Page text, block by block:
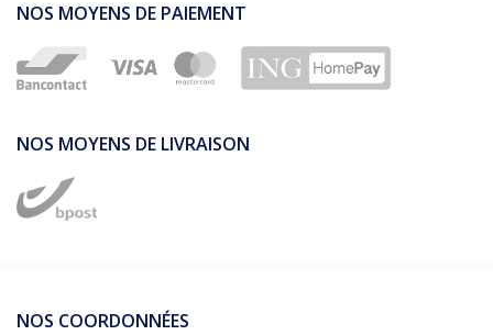
NOS MOYENS DE PAIEMENT
NOS MOYENS DE LIVRAISON
NOS COORDONNÉES